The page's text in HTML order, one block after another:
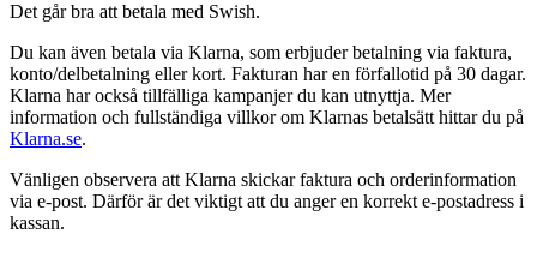
Det går bra att betala med Swish.
Du kan även betala via Klarna, som erbjuder betalning via faktura,
konto/delbetalning eller kort. Fakturan har en förfallotid på 30 dagar.
Klarna har också tillfälliga kampanjer du kan utnyttja. Mer
information och fullständiga villkor om Klarnas betalsätt hittar du på
Klarna.se.
Vänligen observera att Klarna skickar faktura och orderinformation
via e-post. Därför är det viktigt att du anger en korrekt e-postadress i
kassan.